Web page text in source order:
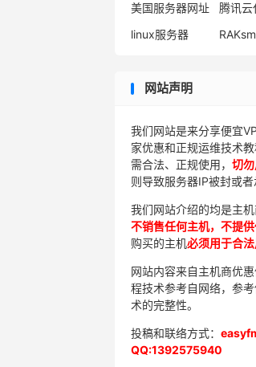
美国服务器网址
linux服务器
网站声明
我们网站是来分享便宜
家优惠和正规运维技术
需合法、正规使用， 切
则导致服务器IP被封或者
我们网站介绍的均是主机
不销售任何主机，不提
购买的主机必须用于合
网站内容来自主机商优
程技术参考自网络，参
术的完整性。
投稿和联络方式：
QQ:1392575940